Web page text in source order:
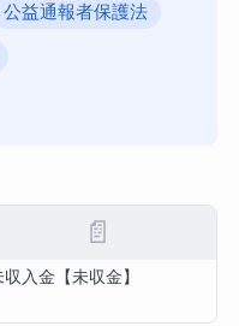
公益通報者保護法
📄
収入金【未収金】